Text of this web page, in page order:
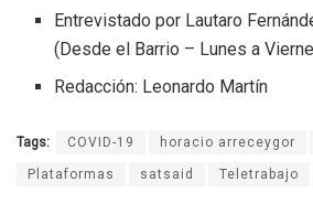
Entrevistado por Lautaro
(Desde el Barrio – Lunes a
Redacción: Leonardo Martín
Tags: COVID-19 horacio arreceygor
Plataformas satsaid Teletrabajo